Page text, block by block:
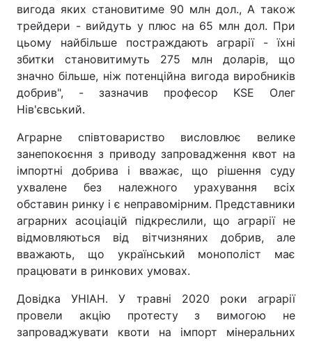
вигода яких становитиме 90 млн дол., А також
трейдери - вийдуть у плюс на 65 млн дол. При
цьому найбільше постраждають аграрії - їхні
збитки становитимуть 275 млн доларів, що
значно більше, ніж потенційна вигода виробників
добрив", - зазначив професор KSE Олег
Нів'євський.
Аграрне співтовариство висловлює велике
занепокоєння з приводу запровадження квот на
імпортні добрива і вважає, що рішення суду
ухвалене без належного урахування всіх
обставин ринку і є неправомірним. Представники
аграрних асоціацій підкреслили, що аграрії не
відмовляються від вітчизняних добрив, але
вважають, що український монополіст має
працювати в ринкових умовах.
Довідка УНІАН. У травні 2020 роки аграрії
провели акцію протесту з вимогою не
запроваджувати квоти на імпорт мінеральних